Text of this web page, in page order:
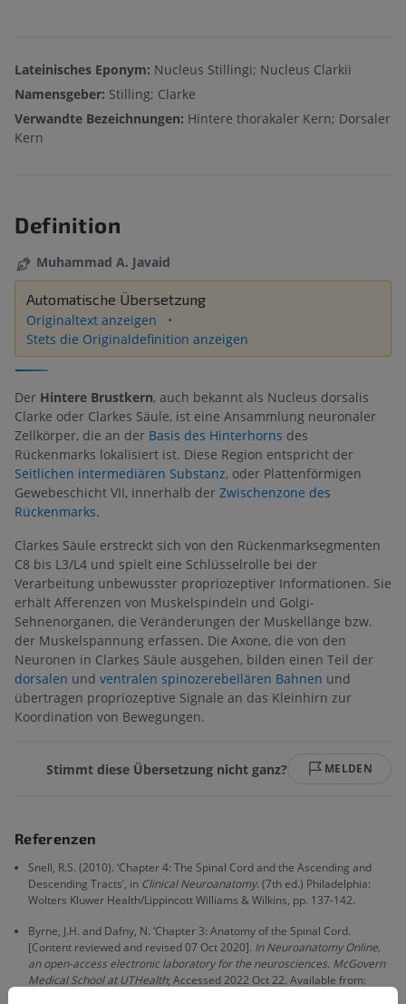
Lateinisches Eponym: Nucleus Stillingi; Nucleus Clarkii
Namensgeber: Stilling; Clarke
Verwandte Bezeichnungen: Hintere thorakaler Kern; Dorsaler
Kern
Definition
Muhammad A. Javaid
Automatische Übersetzung
Originaltext anzeigen
Stets die Originaldefinition anzeigen
Der Hintere Brustkern, auch bekannt als Nucleus dorsalis
Clarke oder Clarkes Säule, ist eine Ansammlung neuronaler
Zellkörper, die an der Basis des Hinterhorns des
Rückenmarks lokalisiert ist. Diese Region entspricht der
Seitlichen intermediären Substanz, oder Plattenförmigen
Gewebeschicht VII, innerhalb der Zwischenzone des
Rückenmarks.
Clarkes Säule erstreckt sich von den Rückenmarksegmenten
C8 bis L3/L4 und spielt eine Schlüsselrolle bei der
Verarbeitung unbewusster propriozeptiver Informationen. Sie
erhält Afferenzen von Muskelspindeln und Golgi-
Sehnenorganen, die Veränderungen der Muskellänge bzw.
der Muskelspannung erfassen. Die Axone, die von den
Neuronen in Clarkes Säule ausgehen, bilden einen Teil der
dorsalen und ventralen spinozerebellären Bahnen und
übertragen propriozeptive Signale an das Kleinhirn zur
Koordination von Bewegungen.
Stimmt diese Übersetzung nicht ganz? MELDEN
Referenzen
Snell, R.S. (2010). ‘Chapter 4: The Spinal Cord and the Ascending and
Descending Tracts’, in Clinical Neuroanatomy. (7th ed.) Philadelphia:
Wolters Kluwer Health/Lippincott Williams & Wilkins, pp. 137-142.
Byrne, J.H. and Dafny, N. ‘Chapter 3: Anatomy of the Spinal Cord.
[Content reviewed and revised 07 Oct 2020]. In Neuroanatomy Online,
an open-access electronic laboratory for the neurosciences. McGovern
Medical School at UTHealth; Accessed 2022 Oct 22. Available from: